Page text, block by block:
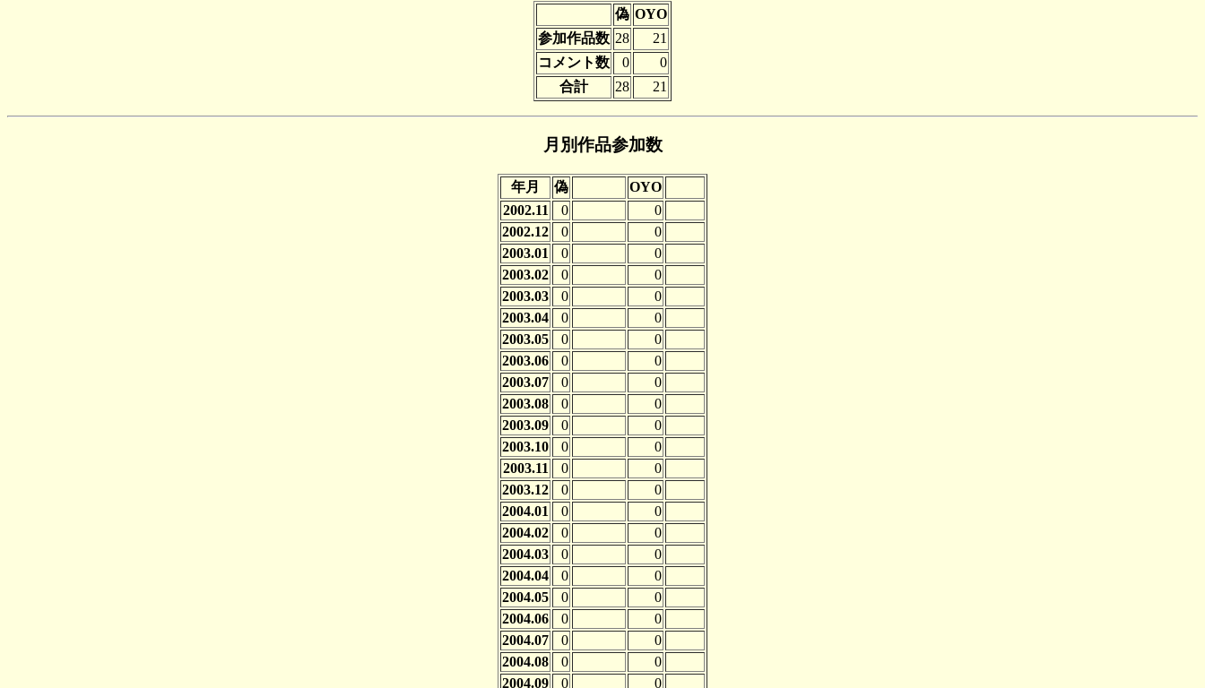
偽 OYO
参加作品数 28
21
コメント数
0
0
合計
28 21
月別作品参加数
年月 偽
OYO
2002.11
0
0
2002.12
0
0
2003.01
0
0
2003.02
0
0
2003.03
0
0
2003.04
0
0
2003.05
0
0
2003.06
0
0
2003.07
0
0
2003.08
0
0
2003.09
0
0
2003.10
0
0
2003.11
0
0
2003.12
0
0
2004.01
0
0
2004.02
0
0
2004.03
0
0
2004.04
0
0
2004.05
0
0
2004.06
0
0
2004.07
0
0
2004.08
0
0
2004.09
0
0